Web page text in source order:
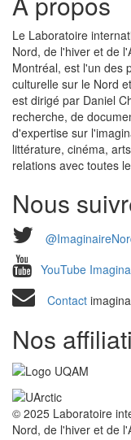
Le Laboratoire
Nord, de l'hiver et de
Montréal, est l'un des
culturelle sur le Nord
est dirigé par Daniel
recherche, de
d'expertise sur
littérature, cinéma,
relations avec toutes
Nous
YouTube
Contact
Nos
© 2025 Laboratoire
Nord, de l'hiver et de